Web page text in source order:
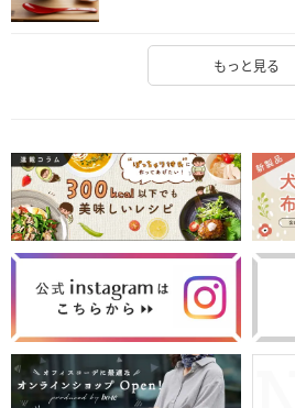
もっと見る